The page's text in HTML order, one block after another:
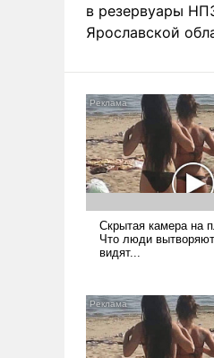
в резервуары
Ярославской